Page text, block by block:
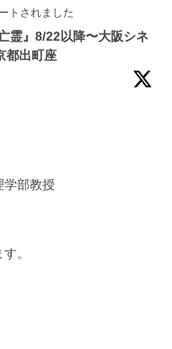
トされました
霊』8/22以降〜大阪シネ
都出町座
学部教授
。